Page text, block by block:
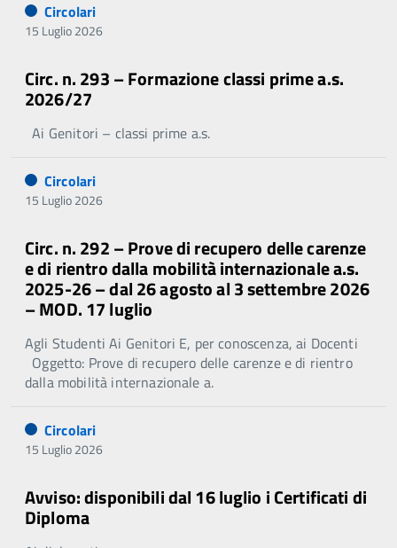
Circolari
15 Luglio 2026
Circ. n. 293 – Formazione classi prime a.s.
2026/27
Ai Genitori – classi prime a.s.
Circolari
15 Luglio 2026
Circ. n. 292 – Prove di recupero delle carenze
e di rientro dalla mobilità internazionale a.s.
2025-26 – dal 26 agosto al 3 settembre 2026
– MOD. 17 luglio
Agli Studenti Ai Genitori E, per conoscenza, ai Docenti
Oggetto: Prove di recupero delle carenze e di rientro
dalla mobilità internazionale a.
Circolari
15 Luglio 2026
Avviso: disponibili dal 16 luglio i Certificati di
Diploma